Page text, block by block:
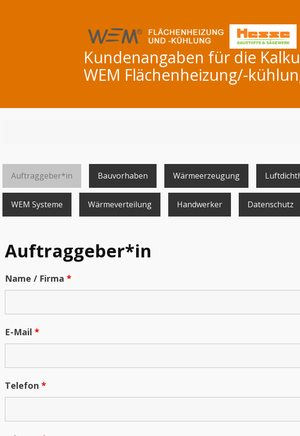
Kundenangaben für die
WEM Flächenheizung/-
Auftraggeber*in Bauvorhaben Wärmeerzeugung
WEM Systeme Wärmeverteilung Handwerker Datenschutz
Auftraggeber*in
Name / Firma *
E-Mail *
Telefon *